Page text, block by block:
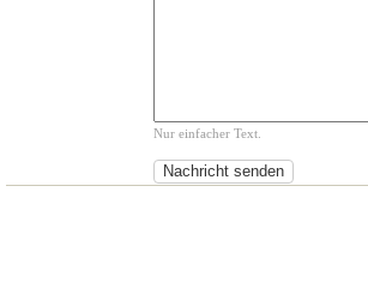
Nur einfacher Text.